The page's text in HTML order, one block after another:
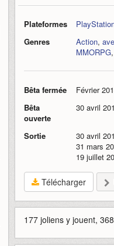
Plateformes
Genres
Action,
MMORPG,
Bêta fermée Février
Bêta
ouverte
30 avril
Sortie 30 avril
31 mars
19 juillet
Télécharger
177 joliens y jouent,